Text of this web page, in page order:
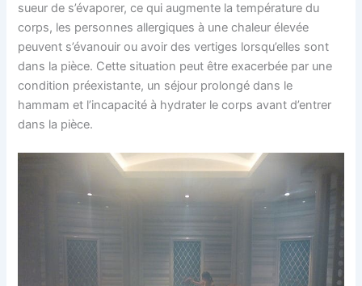
sueur de s’évaporer, ce qui augmente la température du
corps, les personnes allergiques à une chaleur élevée
peuvent s’évanouir ou avoir des vertiges lorsqu’elles sont
dans la pièce. Cette situation peut être exacerbée par une
condition préexistante, un séjour prolongé dans le
hammam et l’incapacité à hydrater le corps avant d’entrer
dans la pièce.